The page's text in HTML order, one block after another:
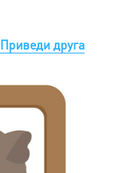
Приведи друга